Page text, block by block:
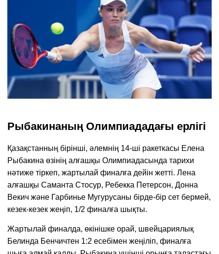
Рыбакинаның Олимпиададағы ерлігі
Қазақстанның бірінші, әлемнің 14-ші ракеткасы Елена
Рыбакина өзінің алғашқы Олимпиадасында тарихи
нәтиже тіркеп, жартылай финалға дейін жетті. Лена
алғашқы Саманта Стосур, Ребекка Петерсон, Донна
Векич және Гарбинье Мугурусаны бірде-бір сет бермей,
кезек-кезек жеңіп, 1/2 финалға шықты.
Жартылай финалда, өкінішке орай, швейцариялық
Белинда Бенчичтен 1:2 есебімен жеңіліп, финалға